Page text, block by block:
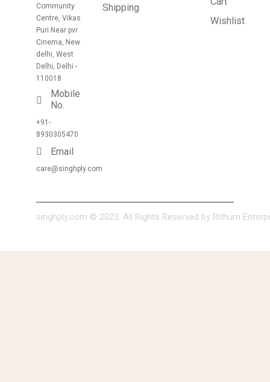
Community
Centre, Vikas
Puri Near pvr
Cinema, New
delhi, West
Delhi, Delhi -
110018
Mobile
No.
+91-
8930305470
Email
care@singhply.com
Shipping
Wishlist
singhply.com © 2023. All Rights Reserved by Rithum